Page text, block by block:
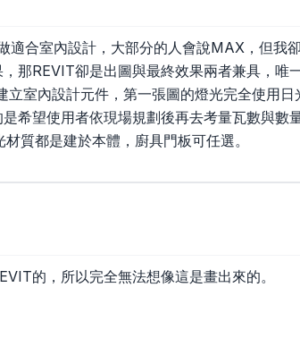
合室內設計，大部分的人會說MAX，但我
那REVIT卻是出圖與最終效果兩者兼具，唯
立室內設計元件，第一張圖的燈光完全使用
希望使用者依現場規劃後再去考量瓦數與數
質都是建於本體，廚具門板可任選。
的，所以完全無法想像這是畫出來的。